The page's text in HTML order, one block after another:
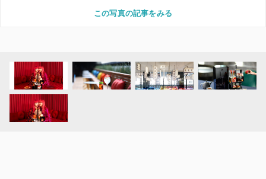
この写真の記事をみる